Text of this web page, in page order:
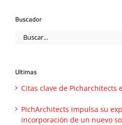
Buscador
Buscar:
Ultimas
Citas clave de Picharchitects
PichArchitects impulsa su
incorporación de un nuevo